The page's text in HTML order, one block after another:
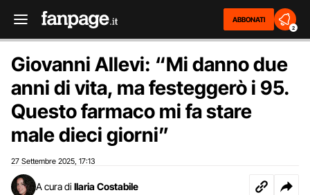
ABBONATI
2
Giovanni Allevi: “Mi danno due
anni di vita, ma festeggerò i 95.
Questo farmaco mi fa stare
male dieci giorni”
27 Settembre 2025 17:13
A cura di Ilaria Costabile